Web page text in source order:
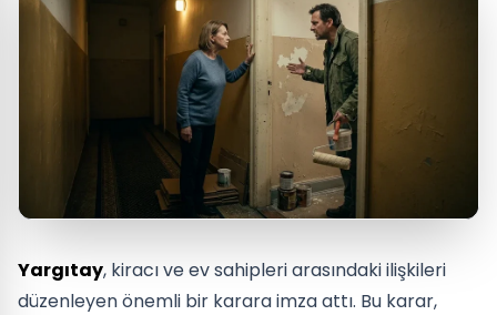
Yargıtay, kiracı ve ev sahipleri arasındaki ilişkileri
düzenleyen önemli bir karara imza attı. Bu karar,